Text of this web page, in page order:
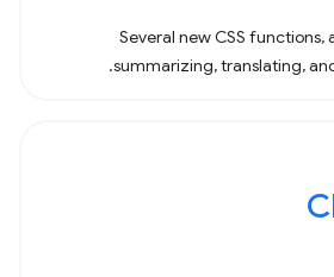
Several new CSS functions,
summarizing, translating,